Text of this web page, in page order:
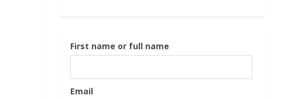
First name or full name
Email